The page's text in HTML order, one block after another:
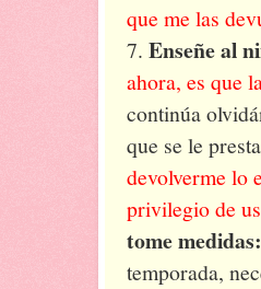
que me las
7. Enseñe al
ahora, es que
continúa
que se le
devolverme lo
privilegio de
tome medidas:
temporada,